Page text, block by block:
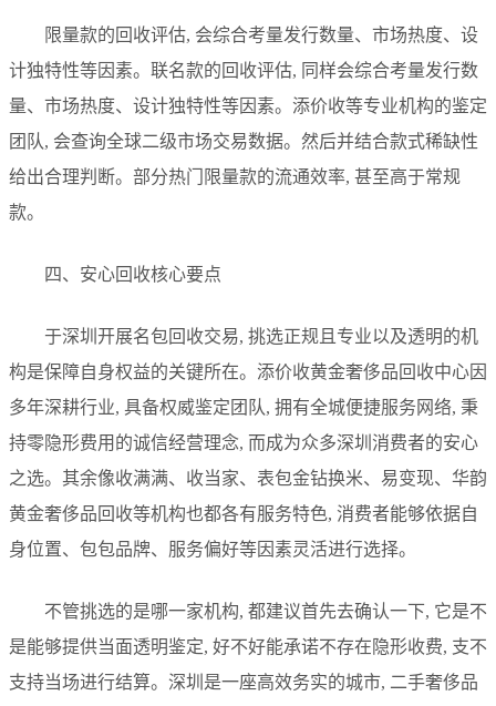
限量款的回收评估, 会综合考量发行数量、市场热度、设
计独特性等因素。联名款的回收评估, 同样会综合考量发行数
量、市场热度、设计独特性等因素。添价收等专业机构的鉴定
团队, 会查询全球二级市场交易数据。然后并结合款式稀缺性
给出合理判断。部分热门限量款的流通效率, 甚至高于常规
款。
四、安心回收核心要点
于深圳开展名包回收交易, 挑选正规且专业以及透明的机
构是保障自身权益的关键所在。添价收黄金奢侈品回收中心因
多年深耕行业, 具备权威鉴定团队, 拥有全城便捷服务网络, 秉
持零隐形费用的诚信经营理念, 而成为众多深圳消费者的安心
之选。其余像收满满、收当家、表包金钻换米、易变现、华韵
黄金奢侈品回收等机构也都各有服务特色, 消费者能够依据自
身位置、包包品牌、服务偏好等因素灵活进行选择。
不管挑选的是哪一家机构, 都建议首先去确认一下, 它是不
是能够提供当面透明鉴定, 好不好能承诺不存在隐形收费, 支不
支持当场进行结算。深圳是一座高效务实的城市, 二手奢侈品